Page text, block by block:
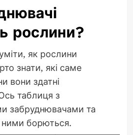
рослини?
як рослини
знати, які саме
вони здатні
таблиця з
забруднювачами та
ними борються.